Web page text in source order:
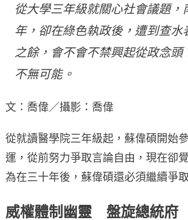
從大學三年級就關心社會議題，
年，卻在綠色執政後，遭到查水
之餘，會不會不禁興起從政念頭
不無可能。
文：喬偉／攝影：喬偉
從就讀醫學院三年級起，蘇偉碩開始
運，從前努力爭取言論自由，現在卻
為在三十年後，蘇偉碩還必須繼續爭
威權體制幽靈 盤旋總統府